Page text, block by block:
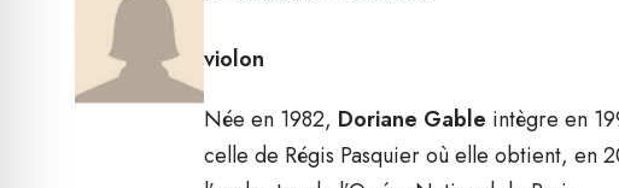
violon
Née en 1982, Doriane Gable intègre en
celle de Régis Pasquier où elle obtient, en